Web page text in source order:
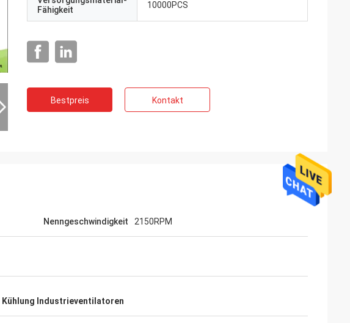
Fähigkeit
10000PCS
Bestpreis Kontakt
Nenngeschwindigkeit 2150RPM
Kühlung Industrieventilatoren